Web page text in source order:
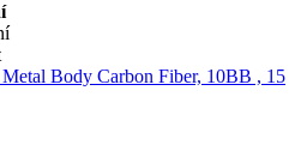
Body Carbon Fiber, 10BB , 15